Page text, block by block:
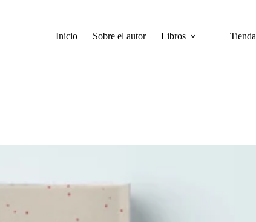
Inicio Sobre el autor Libros Tienda